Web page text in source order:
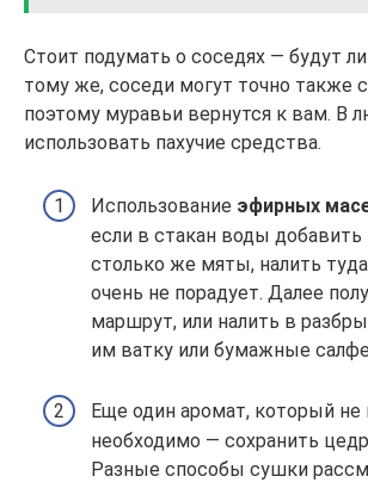
Стоит подумать о соседях — будут
тому же, соседи могут точно также
поэтому муравьи вернутся к вам. В
использовать пахучие средства.
Использование эфирных
если в стакан воды
столько же мяты, налить
очень не порадует. Далее
маршрут, или налить в
им ватку или бумажные
Еще один аромат, который не
необходимо — сохранить
Разные способы сушки